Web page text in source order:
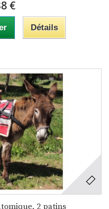
€
Détails
2 patins